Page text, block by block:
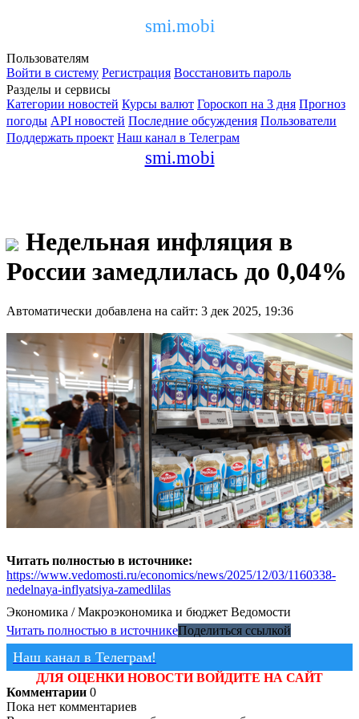
smi.mobi
Пользователям
Войти в систему Регистрация Восстановить пароль
Разделы и сервисы
Категории новостей Курсы валют Гороскоп на 3 дня Прогноз
погоды API новостей Последние обсуждения Пользователи
Поддержать проект Наш канал в Телеграм
smi.mobi
Недельная инфляция в
России замедлилась до 0,04%
Автоматически добавлена на сайт: 3 дек 2025, 19:36
Читать полностью в источнике:
https://www.vedomosti.ru/economics/news/2025/12/03/1160338-
nedelnaya-inflyatsiya-zamedlilas
Экономика / Макроэкономика и бюджет Ведомости
Читать полностью в источникеПоделиться ссылкой
Наш канал в Телеграм!
ДЛЯ ОЦЕНКИ НОВОСТИ ВОЙДИТЕ НА САЙТ
Комментарии 0
Пока нет комментариев